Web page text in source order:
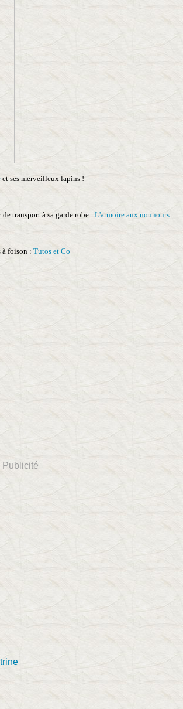
et ses merveilleux lapins !
transport à sa garde robe : L'armoire aux nounours
à foison : Tutos et Co
Publicité